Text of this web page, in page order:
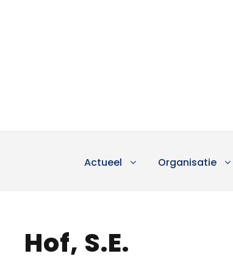
Actueel Organisatie
Hof, S.E.